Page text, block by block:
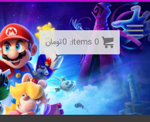
0
items:
0تومان